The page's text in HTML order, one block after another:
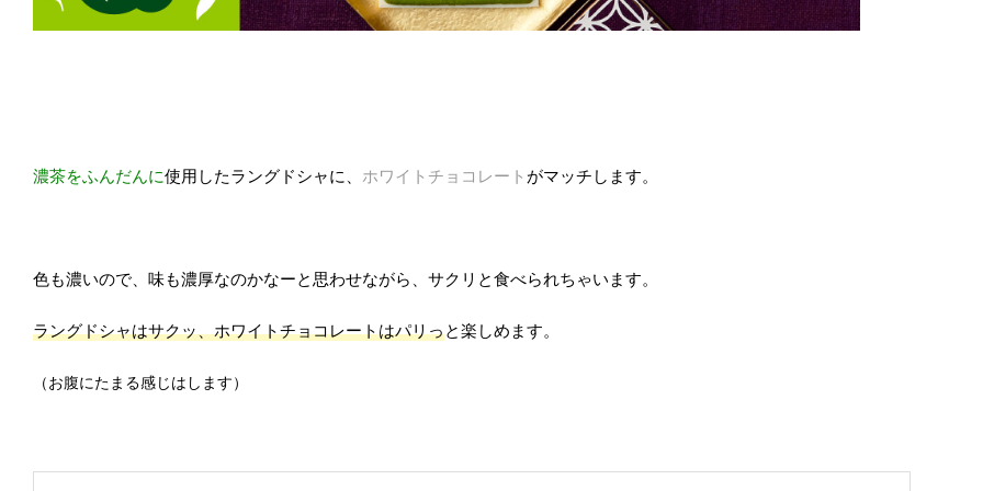
濃茶をふんだんに使用したラングドシャに、 ホワイトチョコレート がマッチします。
色も濃いので、味も濃厚なのかなーと思わせながら、サクリと食べられちゃいます。
ラングドシャはサクッ、ホワイトチョコレートはパリっと楽しめます。
（お腹にたまる感じはします）